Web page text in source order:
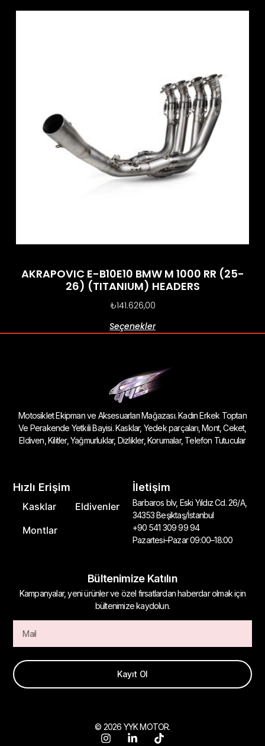
AKRAPOVIC E-B10E10 BMW M 1000 RR (25-
26) (TITANIUM) HEADERS
₺141.626,00
Seçenekler
Motosiklet Ekipman ve Aksesuarları Mağazası. Kadın Erkek Toptan
Ve Perakende Yetkili Bayisi. Kasklar, Yedek parçaları, Mont, Ceket,
Eldiven, Kilitler, Yağmurluklar, Dizlikler, Korumalar, Telefon Tutucular
Hızlı Erişim
Kasklar
Eldivenler
Montlar
İletişim
Barbaros blv, Eski Yıldız Cd. 26/A,
34353 Beşiktaş/İstanbul
+90 541 309 99 94
Pazartesi–Pazar 09:00–18:00
Bültenimize Katılın
Kampanyalar, yeni ürünler ve özel fırsatlardan haberdar olmak için
bültenimize kaydolun.
Kayıt Ol
© 2026 YYK MOTOR.